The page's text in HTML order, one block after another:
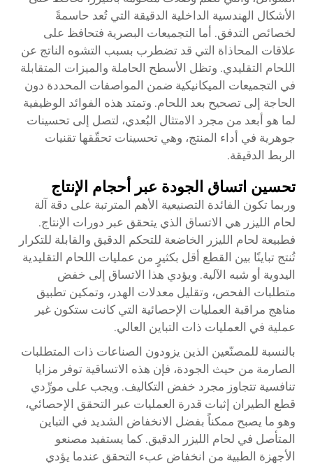
الأشكال الهندسية الداخلية الدقيقة التي تُعد حاسمةً
لخصائص التدفق. أما التجميعات البصرية فتحافظ على
علاقات المحاذاة التي قد تضطرب بسبب التشوه الناتج عن
اللحام التقليدي. وتظل الأسطح الحاملة والميزات المتقابلة
في التجميعات الميكانيكية ضمن المواصفات المحددة دون
الحاجة إلى تصحيح بعد اللحام. وتمتد هذه الفوائد الوظيفية
لما هو أبعد من مجرد الامتثال البُعدي، لتصل إلى تحسينات
جوهرية في أداء المنتج، وهي تحسينات تحقّقها تقنيات
الربط الدقيقة.
تحسين اتساق الجودة عبر أحجام الإنتاج
وربما تكون الفائدة التصنيعية الأهم المترتبة على دقة آلة
لحام الليزر هي الاتساق الذي يتحقق عبر دورات الإنتاج.
فطبيعة لحام الليزر الخاضعة للتحكم الدقيق والقابلة للتكرار
تُنتج تباينًا بين القطع أقل بكثيرٍ من عمليات اللحام التقليدية
اليدوية أو شبه الآلية. ويؤدي هذا الاتساق إلى خفض
متطلبات الفحص، وتقليل معدلات الهدر، وتمكين تطبيق
مناهج مراقبة العمليات الإحصائية التي كانت ستكون غير
عملية في العمليات ذات التباين العالي.
بالنسبة للمصنّعين الذين يزودون الصناعات ذات المتطلبات
الصارمة من حيث الجودة، فإن هذه الاتساقية توفر مزايا
تنافسية تتجاوز مجرد خفض التكاليف. ويجب على مورِّدي
قطع الطيران إثبات قدرة العمليات عبر التحقق الإحصائي،
وهو ما يصبح ممكناً بفضل الانخفاض الشديد في التباين
المتأصل في لحام الليزر الدقيق. كما يستفيد مصنعو
الأجهزة الطبية من انخفاض عبء التحقق عندما يؤدي